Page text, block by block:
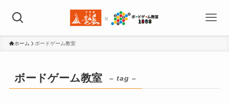
ホーム ボードゲーム教室
ボードゲーム教室 – tag –